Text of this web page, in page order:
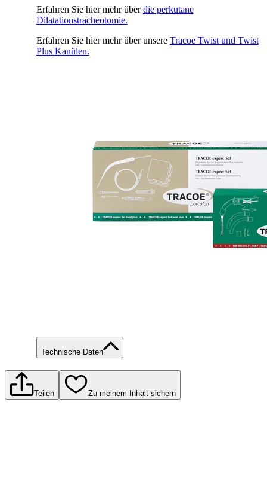
Erfahren Sie hier mehr überdie perkutane
Dilatationstracheotomie.
Erfahren Sie hier mehr über unsere Tracoe Twist und Twist
Plus Kanülen.
Technische Daten
Teilen Zu meinem Inhalt sichern